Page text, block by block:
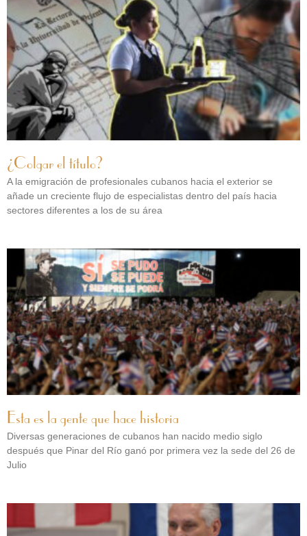
¿Colgar el título?
A la emigración de profesionales cubanos hacia el exterior se
añade un creciente flujo de especialistas dentro del país hacia
sectores diferentes a los de su área
Esta es la gente que hace historia
Diversas generaciones de cubanos han nacido medio siglo
después que Pinar del Río ganó por primera vez la sede del 26 de
Julio